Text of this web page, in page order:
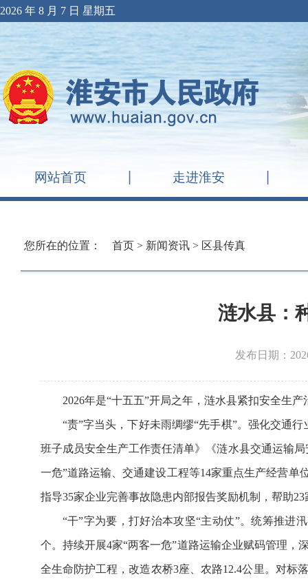
2026 年 8 月 7 日 星期五
网站首页 走进淮安
您所在的位置： 首页 > 新闻资讯 > 区县传真
涟水县：
发布日期：
2026年是“十五五”开局之年，涟水县紧扣安全生
“责”字当头，下好未雨绸缪“先手棋”。强化交通
班子成员安全生产工作责任清单》《涟水县交通运输
一危”道路运输、交通建设工程等14家重点生产经营
指导35家企业完善事故隐患内部报告奖励机制，帮助
“干”字为要，打好治本攻坚“主动仗”。统筹推进
个。持续开展4家“两客一危”道路运输企业赋码管理
全生命防护工程，改造农桥3座、农路12.4公里。对标